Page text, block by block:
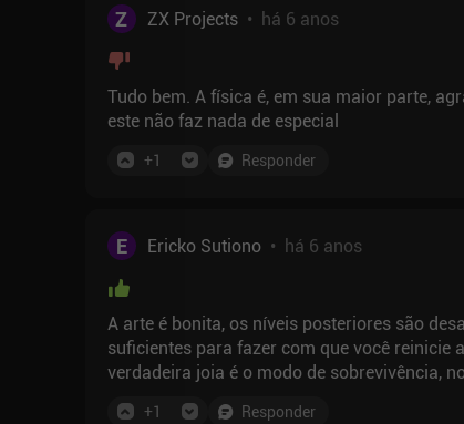
Z ZX Projects• há 6 anos
Tudo bem. A física é, em sua maior parte,
este não faz nada de especial
+1 Responder
E Ericko Sutiono• há 6 anos
A arte é bonita, os níveis posteriores são
suficientes para fazer com que você
verdadeira joia é o modo de sobrevivência,
+1 Responder